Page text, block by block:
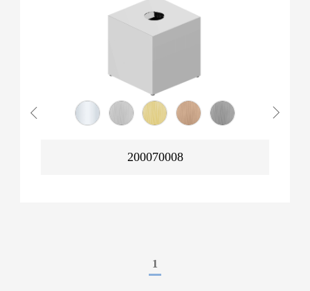
200070008
1